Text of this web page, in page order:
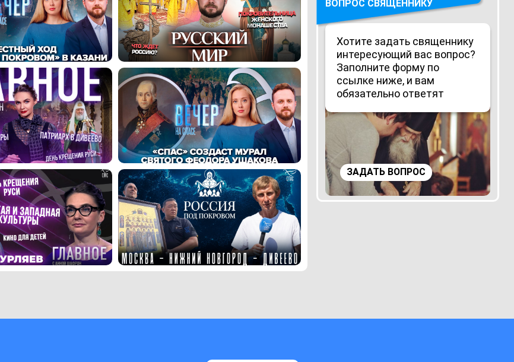
ВОПРОС СВЯЩЕННИКУ
Хотите задать священнику
интересующий вас вопрос?
Заполните форму по
ссылке ниже, и вам
обязательно ответят
ЗАДАТЬ ВОПРОС